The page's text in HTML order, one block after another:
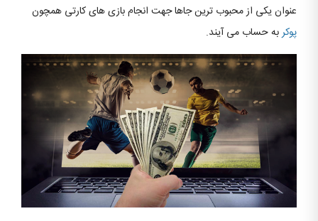
عنوان یکی از محبوب ترین جاها جهت انجام بازی های کارتی همچون
پوکربه حساب می آیند.